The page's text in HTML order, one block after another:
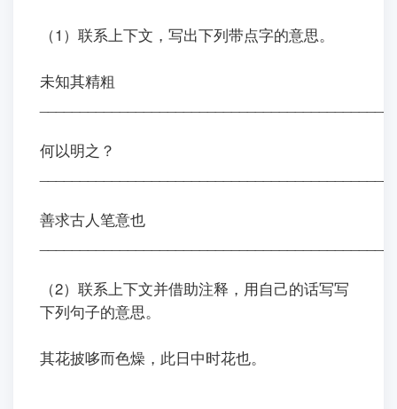
（1）联系上下文，写出下列带点字的意思。
未知其精粗
何以明之？
善求古人笔意也
（2）联系上下文并借助注释，用自己的话写写
下列句子的意思。
其花披哆而色燥，此日中时花也。